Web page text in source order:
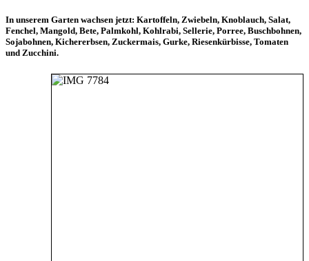
In unserem Garten wachsen jetzt: Kartoffeln, Zwiebeln, Knoblauch, Salat,
Fenchel, Mangold, Bete, Palmkohl, Kohlrabi, Sellerie, Porree, Buschbohnen,
Sojabohnen, Kichererbsen, Zuckermais, Gurke, Riesenkürbisse, Tomaten
und Zucchini.